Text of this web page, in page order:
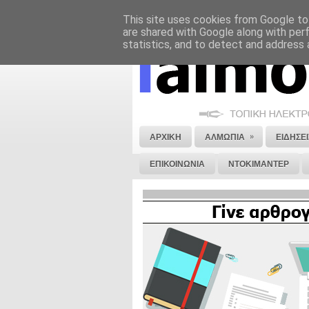
ΝΟΜΙΚΗ ΣΗΜΕΙΩΣΗ ΔΙΑΦΗΜΙΣΗ
ΑΡΧΙΚΗ ΑΛΜΩΠΙΑ »
ΕΠΙΚΟΙΝΩΝΙΑ ΝΤΟΚΙΜΑΝΤΕΡ
This site uses cookies from Google
are shared with Google along with
statistics, and to detect and address